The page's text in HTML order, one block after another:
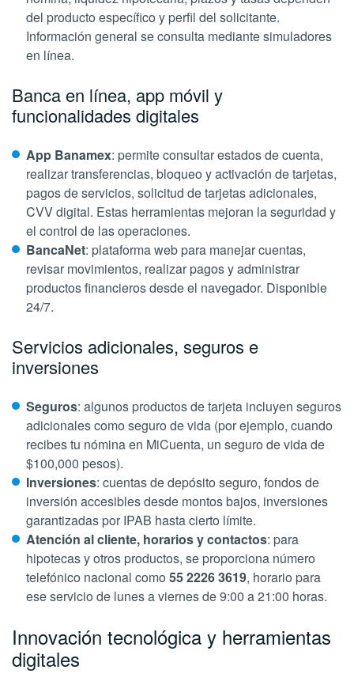
del producto específico y perfil del solicitante.
Información general se consulta mediante simuladores
en línea.
Banca en línea, app móvil y
funcionalidades digitales
App Banamex: permite consultar estados de cuenta,
realizar transferencias, bloqueo y activación de tarjetas,
pagos de servicios, solicitud de tarjetas adicionales,
CVV digital. Estas herramientas mejoran la seguridad y
el control de las operaciones.
BancaNet: plataforma web para manejar cuentas,
revisar movimientos, realizar pagos y administrar
productos financieros desde el navegador. Disponible
24/7.
Servicios adicionales, seguros e
inversiones
Seguros: algunos productos de tarjeta incluyen seguros
adicionales como seguro de vida (por ejemplo, cuando
recibes tu nómina en MiCuenta, un seguro de vida de
$100,000 pesos).
Inversiones: cuentas de depósito seguro, fondos de
inversión accesibles desde montos bajos, inversiones
garantizadas por IPAB hasta cierto límite.
Atención al cliente, horarios y contactos: para
hipotecas y otros productos, se proporciona número
telefónico nacional como 55 2226 3619, horario para
ese servicio de lunes a viernes de 9:00 a 21:00 horas.
Innovación tecnológica y herramientas
digitales